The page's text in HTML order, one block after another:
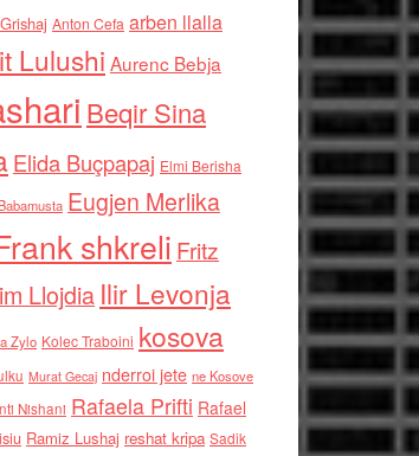
Anton Cefa arben llalla
Lulushi Aurenc Bebja
Beqir Sina
Elida Buçpapaj Elmi Berisha
Eugjen Merlika
shkreli Fritz
Llojdia Ilir Levonja
Zylo Kolec Traboini kosova
Murat Gecaj nderroi jete ne Kosove
Nishani Rafaela Prifti Rafael
Ramiz Lushaj reshat kripa Sadik